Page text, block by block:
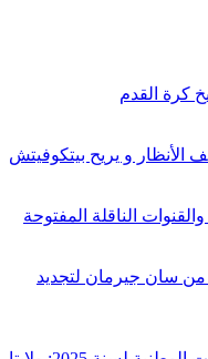
و يريح بيتكوفيتش
سان جيرمان لتجديد